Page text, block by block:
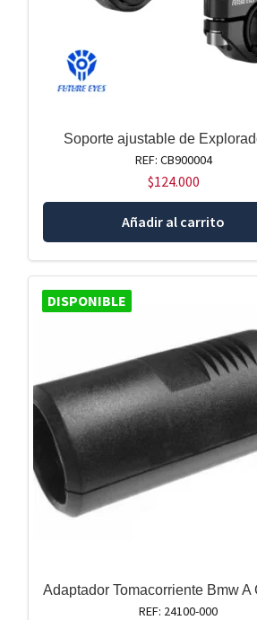
Soporte ajustable de
REF: CB900004
$124.000
Añadir al carrito
DISPONIBLE
Adaptador Tomacorriente Bmw A
REF: 24100-000